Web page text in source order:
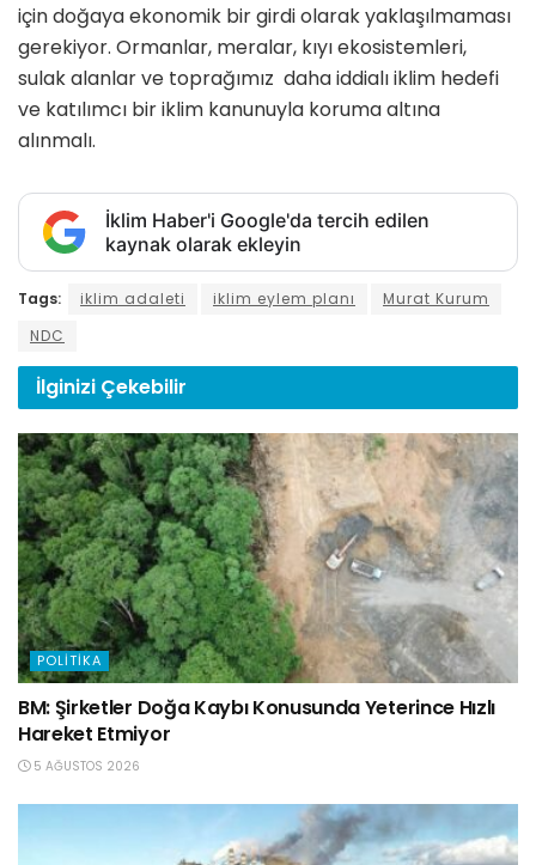
için doğaya ekonomik bir girdi olarak yaklaşılmaması
gerekiyor. Ormanlar, meralar, kıyı ekosistemleri,
sulak alanlar ve toprağımız daha iddialı iklim hedefi
ve katılımcı bir iklim kanunuyla koruma altına
alınmalı.
İklim Haber'i Google'da tercih edilen
kaynak olarak ekleyin
Tags: iklim adaleti iklim eylem planı
Murat Kurum
NDC
İlginizi Çekebilir
POLITIKA
BM: Şirketler Doğa Kaybı Konusunda Yeterince Hızlı
Hareket Etmiyor
5 AĞUSTOS 2026